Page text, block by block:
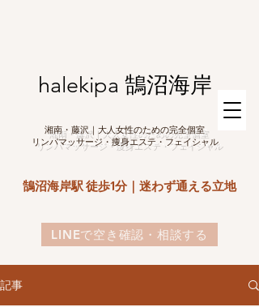
湘南・藤沢｜大人女性のための完全個室
リンパマッサージ・痩身エステ・フェイシャル
鵠沼海岸駅 徒歩1分｜迷わず通える立地
LINEで空き確認・相談する
halekipa 鵠沼海岸
記事